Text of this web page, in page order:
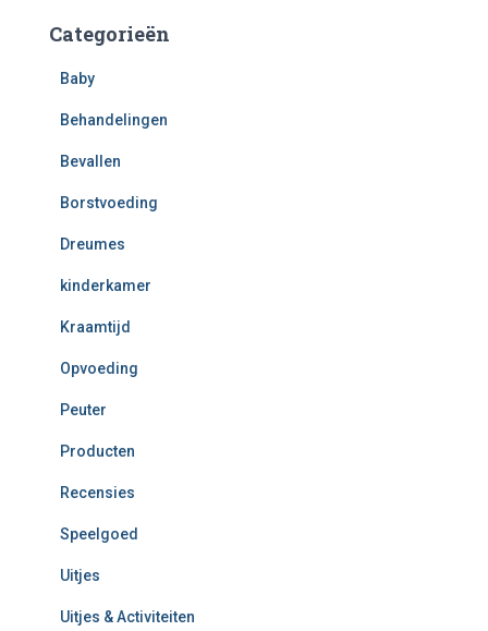
Categorieën
Baby
Behandelingen
Bevallen
Borstvoeding
Dreumes
kinderkamer
Kraamtijd
Opvoeding
Peuter
Producten
Recensies
Speelgoed
Uitjes
Uitjes & Activiteiten